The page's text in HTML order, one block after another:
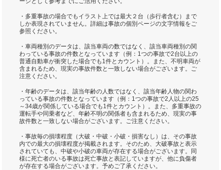
・多重事故の場合でもイラスト上では最大２台（歩行者含む）まで
しか表現されていません。詳細は事故の個別ページの文字情報をご
参照ください。
・車両種別のデータは、該当車両の数ではなく、該当車両種別の関
わっている事故の件数となっています（例：1つの事故で2台以上の
普通自動車が衝突した場合でも1件とカウント）。また、不明車両が
含まれるため、現実の事故件数と一致しない場合がございます。ご
注意ください。
・年齢のデータは、該当年齢の人数ではなく、該当年齢人物の関わ
っている事故の件数となっています（例：1つの事故で2人以上の25
～34歳が関係している場合でも1件とカウント）。また、多重事故の
運転手や同乗者など、年齢不明の関係者も含まれるため、現実の事
故件数と一致しない場合がございます。ご注意ください。
・事故毎の損壊程度（大破・中破・小破・損害なし）は、その事故
内での最大の損壊程度が掲載されます。そのため、大破事故と表示
されていても、中破や小破の車両が存在する場合がございます。同
様に死亡者のいる事故は死亡事故と表記していますが、他に負傷者
が存在する場合がございます。予めご了承ください。